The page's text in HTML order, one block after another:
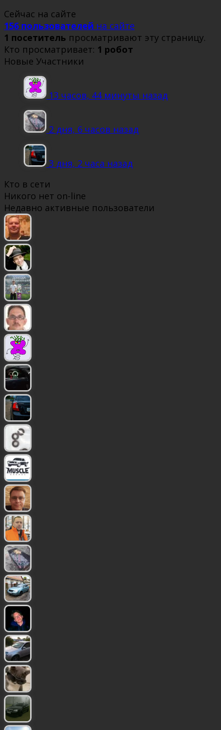
Сейчас на сайте
156 пользователей на сайте
1 посетитель просматривают эту страницу.
Кто просматривает: 1 робот
Новые Участники
13 часов, 44 минуты назад
2 дня, 6 часов назад
3 дня, 2 часа назад
Кто в сети
Никого нет on-line
Недавно активные пользователи